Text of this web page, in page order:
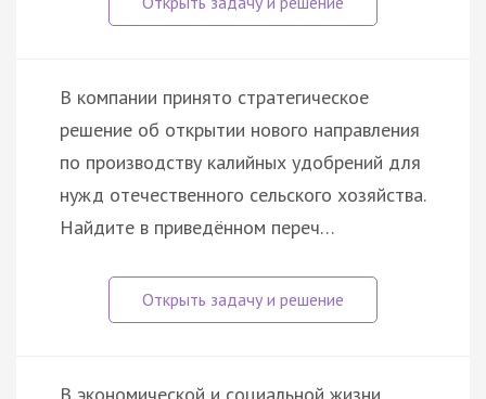
В компании принято стратегическое
решение об открытии нового направления
по производству калийных удобрений для
нужд отечественного сельского хозяйства.
Найдите в приведённом переч…
В экономической и социальной жизни